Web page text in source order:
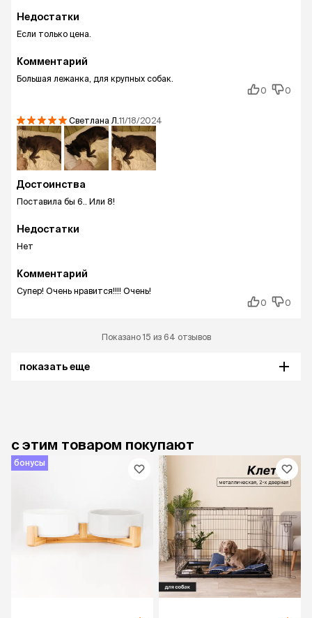
Недостатки
Если только цена.
Комментарий
Большая лежанка, для крупных собак.
0
0
Светлана Л.11/18/2024
Достоинства
Поставила бы 6.. Или 8!
Недостатки
Нет
Комментарий
Супер! Очень нравится!!!! Очень!
0
0
Показано 15 из 64 отзывов
показать еще
с этим товаром покупают
бонусы